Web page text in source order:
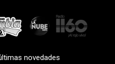
novedades